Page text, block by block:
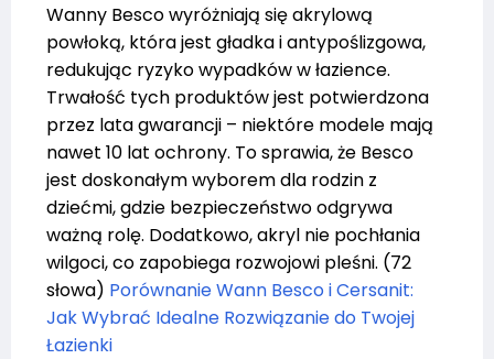
Wanny Besco wyróżniają się akrylową
powłoką, która jest gładka i antypoślizgowa,
redukując ryzyko wypadków w łazience.
Trwałość tych produktów jest potwierdzona
przez lata gwarancji – niektóre modele mają
nawet 10 lat ochrony. To sprawia, że Besco
jest doskonałym wyborem dla rodzin z
dziećmi, gdzie bezpieczeństwo odgrywa
ważną rolę. Dodatkowo, akryl nie pochłania
wilgoci, co zapobiega rozwojowi pleśni. (72
słowa) Porównanie Wann Besco i Cersanit:
Jak Wybrać Idealne Rozwiązanie do Twojej
Łazienki